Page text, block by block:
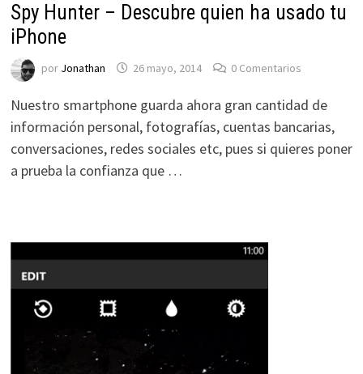
Spy Hunter – Descubre quien ha usado tu
iPhone
por Jonathan 26 mayo, 2014 0 Comentarios
Nuestro smartphone guarda ahora gran cantidad de
información personal, fotografías, cuentas bancarias,
conversaciones, redes sociales etc, pues si quieres poner
a prueba la confianza que …